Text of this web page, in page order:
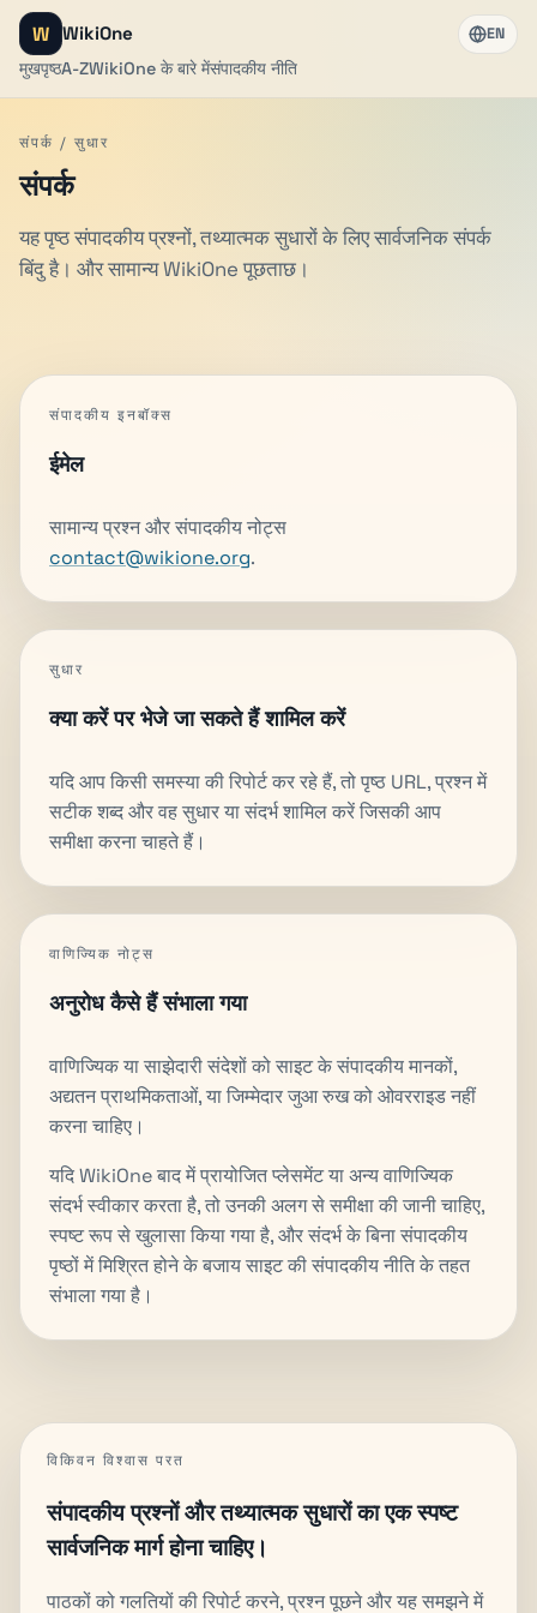
W WikiOne
मुखपृष्ठA-ZWikiOne के बारे मेंसंपादकीय नीति
EN
संपर्क / सुधार
संपर्क
यह पृष्ठ संपादकीय प्रश्नों, तथ्यात्मक सुधारों के लिए सार्वजनिक संपर्क
बिंदु है। और सामान्य WikiOne पूछताछ।
संपादकीय इनबॉक्स
ईमेल
सामान्य प्रश्न और संपादकीय नोट्स
contact@wikione.org.
सुधार
क्या करें पर भेजे जा सकते हैं शामिल करें
यदि आप किसी समस्या की रिपोर्ट कर रहे हैं, तो पृष्ठ URL, प्रश्न में
सटीक शब्द और वह सुधार या संदर्भ शामिल करें जिसकी आप
समीक्षा करना चाहते हैं।
वाणिज्यिक नोट्स
अनुरोध कैसे हैं संभाला गया
वाणिज्यिक या साझेदारी संदेशों को साइट के संपादकीय मानकों,
अद्यतन प्राथमिकताओं, या जिम्मेदार जुआ रुख को ओवरराइड नहीं
करना चाहिए।
यदि WikiOne बाद में प्रायोजित प्लेसमेंट या अन्य वाणिज्यिक
संदर्भ स्वीकार करता है, तो उनकी अलग से समीक्षा की जानी चाहिए,
स्पष्ट रूप से खुलासा किया गया है, और संदर्भ के बिना संपादकीय
पृष्ठों में मिश्रित होने के बजाय साइट की संपादकीय नीति के तहत
संभाला गया है।
विकिवन विश्वास परत
संपादकीय प्रश्नों और तथ्यात्मक सुधारों का एक स्पष्ट
सार्वजनिक मार्ग होना चाहिए।
पाठकों को गलतियों की रिपोर्ट करने, प्रश्न पूछने और यह समझने में